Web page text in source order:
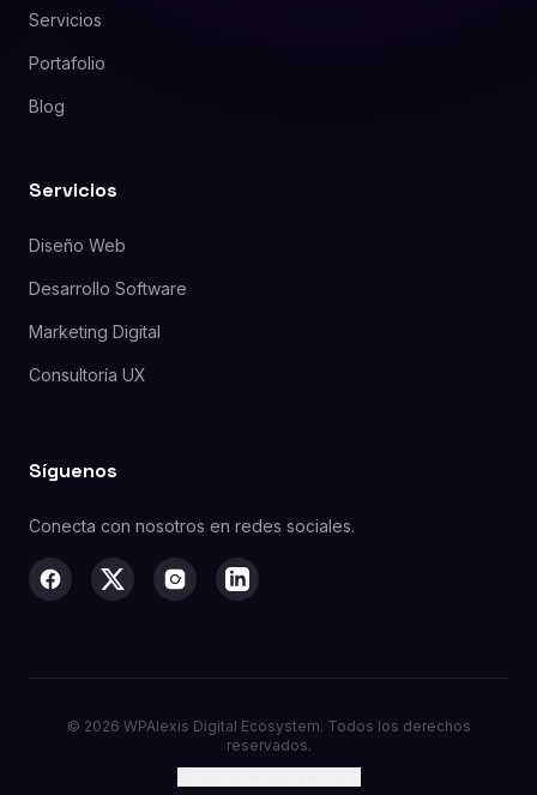
Servicios
Portafolio
Blog
Servicios
Diseño Web
Desarrollo Software
Marketing Digital
Consultoría UX
Síguenos
Conecta con nosotros en redes sociales.
© 2026 WPAlexis Digital Ecosystem. Todos los derechos
reservados.